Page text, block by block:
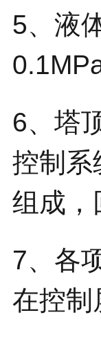
5、液
6、塔
控制系
组成
7、各
在控制